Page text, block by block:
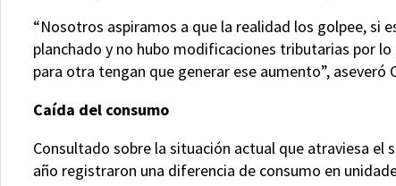
“Nosotros aspiramos a que la realidad los golpee, si
planchado y no hubo modificaciones tributarias por
para otra tengan que generar ese aumento”, aseveró
Caída del consumo
Consultado sobre la situación actual que atraviesa
año registraron una diferencia de consumo en